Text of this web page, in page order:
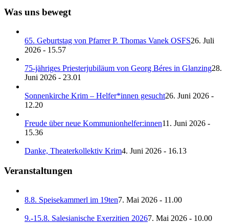
Was uns bewegt
65. Geburtstag von Pfarrer P. Thomas Vanek OSFS26. Juli
2026 - 15.57
75-jähriges Priesterjubiläum von Georg Béres in Glanzing28.
Juni 2026 - 23.01
Sonnenkirche Krim – Helfer*innen gesucht26. Juni 2026 -
12.20
Freude über neue Kommunionhelfer:innen11. Juni 2026 -
15.36
Danke, Theaterkollektiv Krim4. Juni 2026 - 16.13
Veranstaltungen
8.8. Speisekammerl im 19ten7. Mai 2026 - 11.00
9.-15.8. Salesianische Exerzitien 20267. Mai 2026 - 10.00